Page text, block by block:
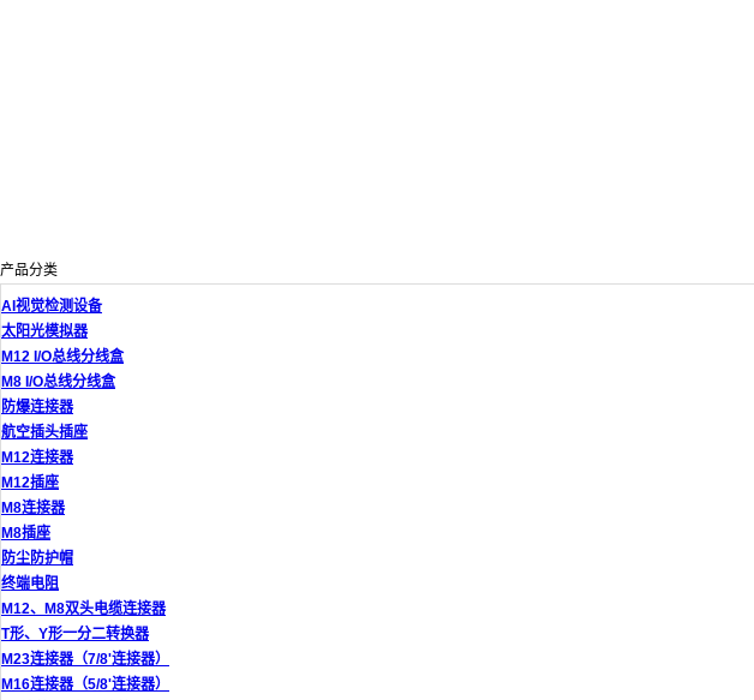
产品分类
AI视觉检测设备
太阳光模拟器
M12 I/O总线分线盒
M8 I/O总线分线盒
防爆连接器
航空插头插座
M12连接器
M12插座
M8连接器
M8插座
防尘防护帽
终端电阻
M12、M8双头电缆连接器
T形、Y形一分二转换器
M23连接器（7/8'连接器）
M16连接器（5/8'连接器）